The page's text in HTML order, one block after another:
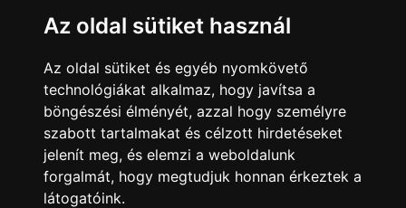
Az oldal sütiket használ
Az oldal sütiket és egyéb nyomkövető
technológiákat alkalmaz, hogy javítsa a
böngészési élményét, azzal hogy személyre
szabott tartalmakat és célzott hirdetéseket
jelenít meg, és elemzi a weboldalunk
forgalmát, hogy megtudjuk honnan érkeztek a
látogatóink.
Kövess minket!
Sárvár lendületben Sárvár lendületben
Nyilatkozatok
Impresszum Felhasználási feltételek Adatkezelési tájékoztató
Akadálymentesítési nyilatkozat